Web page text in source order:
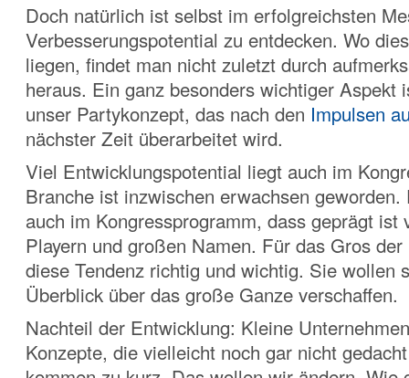
Doch natürlich ist selbst im erfolgreichsten
Verbesserungspotential zu entdecken. Wo
liegen, findet man nicht zuletzt durch
heraus. Ein ganz besonders wichtiger Aspekt
unser Partykonzept, das nach den Impulsen
nächster Zeit überarbeitet wird.
Viel Entwicklungspotential liegt auch im
Branche ist inzwischen erwachsen
auch im Kongressprogramm, dass geprägt ist
Playern und großen Namen. Für das Gros
diese Tendenz richtig und wichtig. Sie wollen
Überblick über das große Ganze verschaffen.
Nachteil der Entwicklung: Kleine
Konzepte, die vielleicht noch gar nicht